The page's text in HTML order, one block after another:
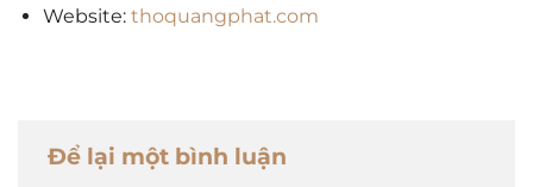
Website: thoquangphat.com
Để lại một bình luận